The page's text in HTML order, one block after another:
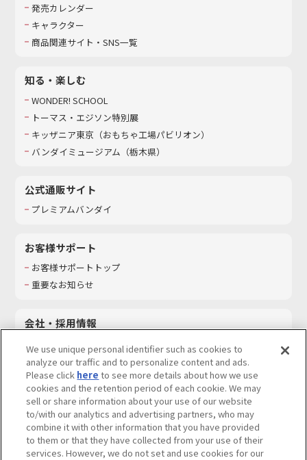
発売カレンダー
キャラクター
商品関連サイト・SNS一覧
知る・楽しむ
WONDER! SCHOOL
トーマス・エジソン特別展
キッザニア東京（おもちゃ工場パビリオン）​
バンダイミュージアム（栃木県）
公式通販サイト
プレミアムバンダイ
お客様サポート
お客様サポートトップ
重要なお知らせ
会社・採用情報
採用情報
サステナビリティ
お問い合わせ
ウェブサイトご利用条件 ソーシャルメディアポリシー
We use unique personal identifier such as cookies to
analyze our traffic and to personalize content and ads.
Please click here to see more details about how we use
cookies and the retention period of each cookie. We may
sell or share information about your use of our website
to/with our analytics and advertising partners, who may
combine it with other information that you have provided
to them or that they have collected from your use of their
services. However, we do not set and use cookies for our